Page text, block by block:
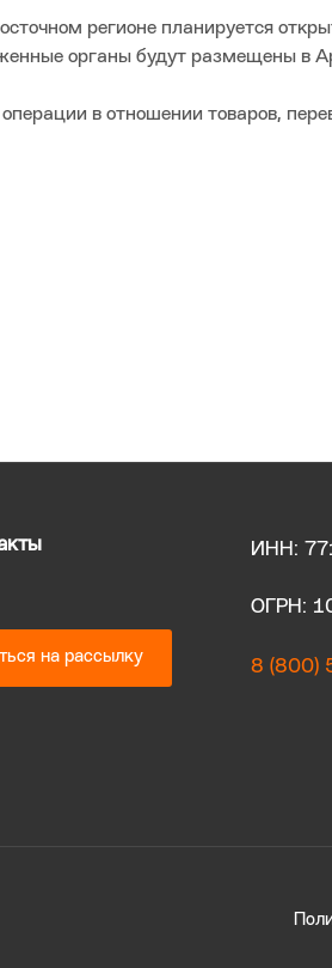
регионе планируется
органы будут размещены в
операции в отношении товаров,
на рассылку
ИНН:
ОГРН:
8 (800)